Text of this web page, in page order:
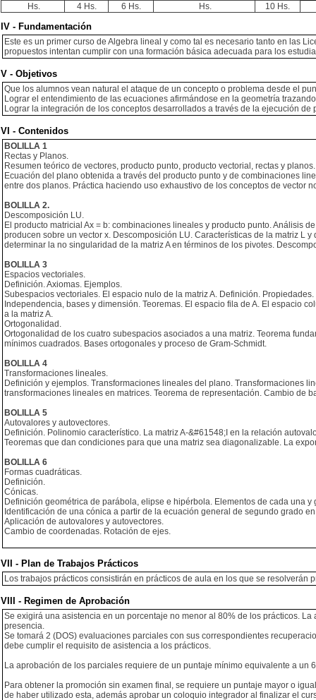
Hs. 4 Hs. 6 Hs. Hs. 10 Hs.
IV - Fundamentación
Este es un primer curso de Algebra lineal y como tal es necesario tanto en las
propuestos intentan cumplir con una formación básica adecuada para los
V - Objetivos
Que los alumnos vean natural el ataque de un concepto o problema desde el
Lograr el entendimiento de las ecuaciones afirmándose en la geometría
Lograr la integración de los conceptos desarrollados a través de la ejecución
VI - Contenidos
BOLILLA 1
Rectas y Planos.
Resumen teórico de vectores, producto punto, producto vectorial, rectas y
Ecuación del plano obtenida a través del producto punto y de combinaciones
entre dos planos. Práctica haciendo uso exhaustivo de los conceptos de vector
BOLILLA 2.
Descomposición LU.
El producto matricial Ax = b: combinaciones lineales y producto punto. Análisis
producen sobre un vector x. Descomposición LU. Características de la matriz L
determinar la no singularidad de la matriz A en términos de los pivotes.
BOLILLA 3
Espacios vectoriales.
Definición. Axiomas. Ejemplos.
Subespacios vectoriales. El espacio nulo de la matriz A. Definición.
Independencia, bases y dimensión. Teoremas. El espacio fila de A. El espacio
a la matriz A.
Ortogonalidad.
Ortogonalidad de los cuatro subespacios asociados a una matriz. Teorema
mínimos cuadrados. Bases ortogonales y proceso de Gram-Schmidt.
BOLILLA 4
Transformaciones lineales.
Definición y ejemplos. Transformaciones lineales del plano. Transformaciones
transformaciones lineales en matrices. Teorema de representación. Cambio de
BOLILLA 5
Autovalores y autovectores.
Definición. Polinomio característico. La matriz A-&#61548;I en la relación
Teoremas que dan condiciones para que una matriz sea diagonalizable. La
BOLILLA 6
Formas cuadráticas.
Definición.
Cónicas.
Definición geométrica de parábola, elipse e hipérbola. Elementos de cada una
Identificación de una cónica a partir de la ecuación general de segundo grado
Aplicación de autovalores y autovectores.
Cambio de coordenadas. Rotación de ejes.
VII - Plan de Trabajos Prácticos
Los trabajos prácticos consistirán en prácticos de aula en los que se resolverán
VIII - Regimen de Aprobación
Se exigirá una asistencia en un porcentaje no menor al 80% de los prácticos.
presencia.
Se tomará 2 (DOS) evaluaciones parciales con sus correspondientes
debe cumplir el requisito de asistencia a los prácticos.
La aprobación de los parciales requiere de un puntaje mínimo equivalente a
Para obtener la promoción sin examen final, se requiere un puntaje mayor o
de haber utilizado esta, además aprobar un coloquio integrador al finalizar el